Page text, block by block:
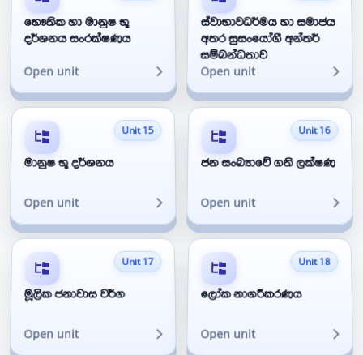
භෞතික හා මානුෂ භූ
දර්ශනය සංරක්ෂණය
Open unit
ස්වාභාවධර්මය හා සමාජය
අතර සුසංයෝගී අන්තර්
සම්බන්ධතාව
Open unit
Unit 15
මානුෂ භූ දර්ශනය
Open unit
Unit 16
ජන සංඛ්‍යාවේ ගති ලක්ෂණ
Open unit
Unit 17
මූලික ජනාවාස වර්ග
Open unit
Unit 18
ලෝක නාගරීකරණය
Open unit